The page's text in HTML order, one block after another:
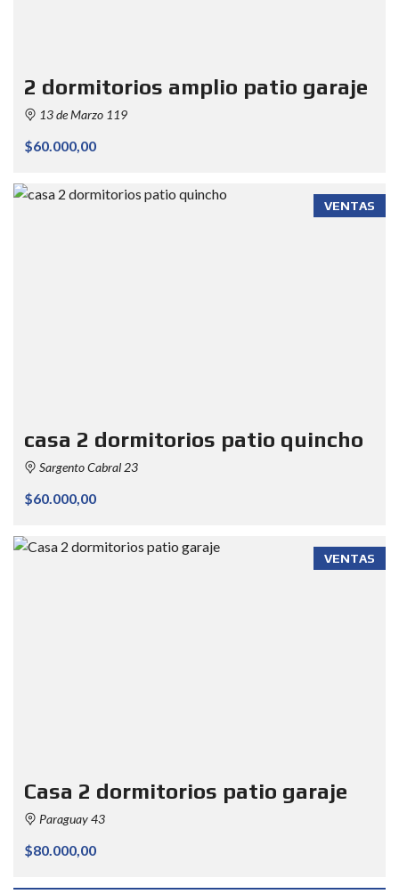
2 dormitorios amplio patio garaje
13 de Marzo 119
$60.000,00
VENTAS
casa 2 dormitorios patio quincho
Sargento Cabral 23
$60.000,00
VENTAS
Casa 2 dormitorios patio garaje
Paraguay 43
$80.000,00